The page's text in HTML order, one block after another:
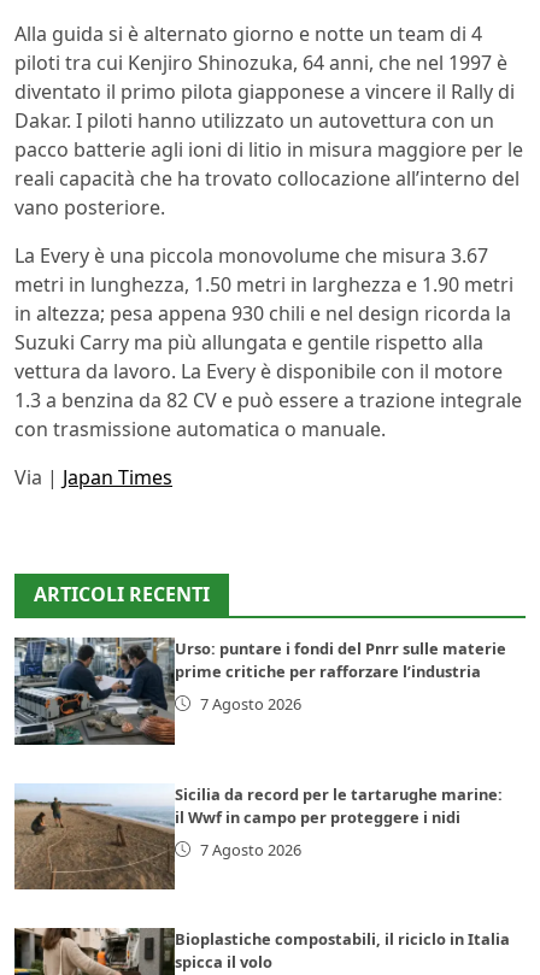
Alla guida si è alternato giorno e notte un team di 4
piloti tra cui Kenjiro Shinozuka, 64 anni, che nel 1997 è
diventato il primo pilota giapponese a vincere il Rally di
Dakar. I piloti hanno utilizzato un autovettura con un
pacco batterie agli ioni di litio in misura maggiore per le
reali capacità che ha trovato collocazione all’interno del
vano posteriore.
La Every è una piccola monovolume che misura 3.67
metri in lunghezza, 1.50 metri in larghezza e 1.90 metri
in altezza; pesa appena 930 chili e nel design ricorda la
Suzuki Carry ma più allungata e gentile rispetto alla
vettura da lavoro. La Every è disponibile con il motore
1.3 a benzina da 82 CV e può essere a trazione integrale
con trasmissione automatica o manuale.
Via | Japan Times
ARTICOLI RECENTI
Urso: puntare i fondi del Pnrr sulle materie
prime critiche per rafforzare l’industria
7 Agosto 2026
Sicilia da record per le tartarughe marine:
il Wwf in campo per proteggere i nidi
7 Agosto 2026
Bioplastiche compostabili, il riciclo in Italia
spicca il volo